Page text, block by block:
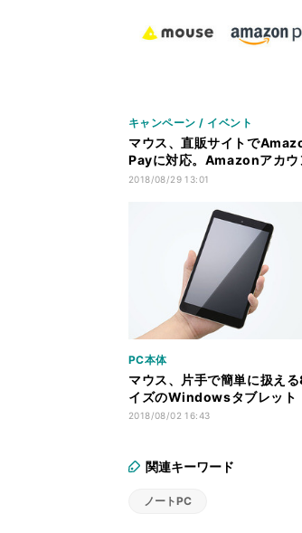
キャンペーン / イベント
マウス、直販サイトで
Payに対応。Amazonアカウ
でPCが購入可能に
2018/08/29 13:01
PC本体
マウス、片手で簡単に扱え
イズのWindowsタブレット
2018/08/02 16:43
関連キーワード
ノートPC